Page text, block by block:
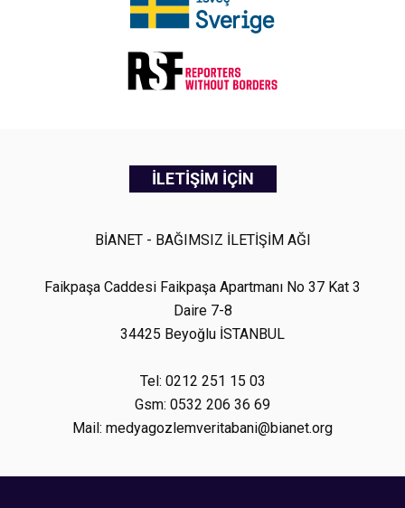
İLETİŞİM İÇİN
BİANET - BAĞIMSIZ İLETİŞİM AĞI
Faikpaşa Caddesi Faikpaşa Apartmanı No 37 Kat 3
Daire 7-8
34425 Beyoğlu İSTANBUL
Tel: 0212 251 15 03
Gsm: 0532 206 36 69
Mail: medyagozlemveritabani@bianet.org